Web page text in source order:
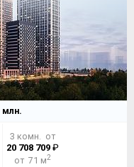
млн.
3 комн. от
20 708 709 ₽
от 71 м2